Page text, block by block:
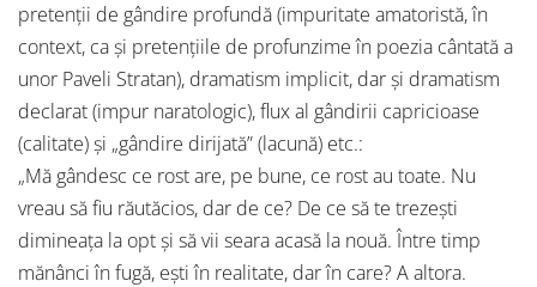
pretenţii de gândire profundă (impuritate amatoristă, în
context, ca şi pretenţiile de profunzime în poezia cântată a
unor Paveli Stratan), dramatism implicit, dar şi dramatism
declarat (impur naratologic), flux al gândirii capricioase
(calitate) şi „gândire dirijată” (lacună) etc.:
„Mă gândesc ce rost are, pe bune, ce rost au toate. Nu
vreau să fiu răutăcios, dar de ce? De ce să te trezeşti
dimineaţa la opt şi să vii seara acasă la nouă. Între timp
mănânci în fugă, eşti în realitate, dar în care? A altora.